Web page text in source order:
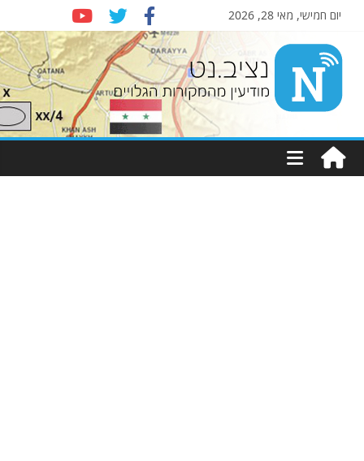
יום חמישי, מאי 28, 2026
Nziv.net
מודיעין
מהמקורות